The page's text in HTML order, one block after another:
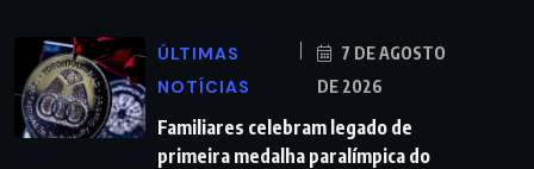
ÚLTIMAS
NOTÍCIAS
7 DE AGOSTO
DE 2026
Familiares celebram legado de
primeira medalha paralímpica do